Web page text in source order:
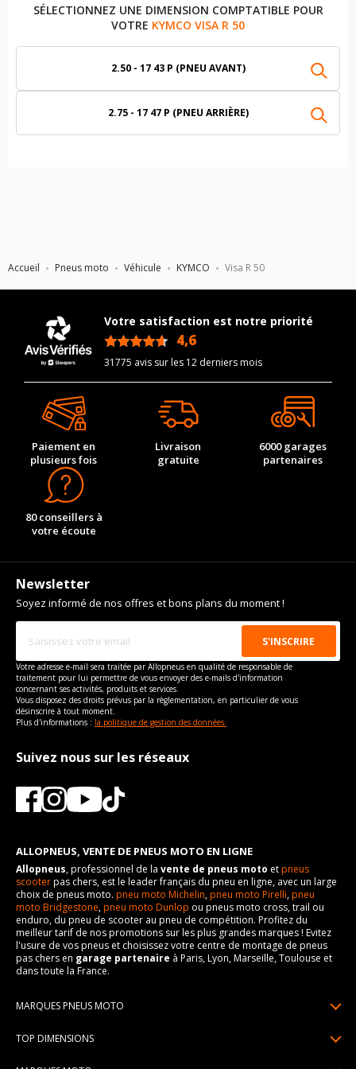
Accueil Pneus moto Véhicule KYMCO Visa R 50
SÉLECTIONNEZ UNE DIMENSION COMPTATIBLE POUR
VOTRE KYMCO VISA R 50
2.50 - 17 43 P (PNEU AVANT)
2.75 - 17 47 P (PNEU ARRIÈRE)
Votre satisfaction est notre priorité
4,6
31775 avis sur les 12 derniers mois
Paiement en
plusieurs fois
Livraison
gratuite
6000 garages
partenaires
80 conseillers à
votre écoute
Newsletter
Soyez informé de nos offres et bons plans du moment !
Votre adresse e-mail sera traitée par Allopneus en qualité de responsable de
traitement pour lui permettre de vous envoyer des e-mails d'information
concernant ses activités, produits et services.
Vous disposez des droits prévus par la règlementation, en particulier de vous
désinscrire à tout moment.
Plus d'informations : la politique de gestion des données.
Suivez nous sur les réseaux
ALLOPNEUS, VENTE DE PNEUS MOTO EN LIGNE
Allopneus, professionnel de la vente de pneus moto etpneus
scooterpas chers, est le leader français du pneu en ligne, avec un large
choix de pneus moto. pneu moto Michelin,pneu moto Pirelli,pneu
moto Bridgestone,pneu moto Dunlop ou pneus moto cross, trail ou
enduro, du pneu de scooter au pneu de compétition. Profitez du
meilleur tarif de nos promotions sur les plus grandes marques ! Evitez
l'usure de vos pneus et choisissez votre centre de montage de pneus
pas chers en garage partenaire à Paris, Lyon, Marseille, Toulouse et
dans toute la France.
MARQUES PNEUS MOTO
TOP DIMENSIONS